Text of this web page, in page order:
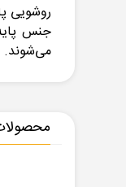
جنس
می‌شوند.